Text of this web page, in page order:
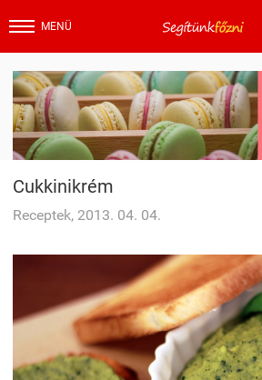
MENÜ
Cukkinikrém
Receptek, 2013. 04. 04.